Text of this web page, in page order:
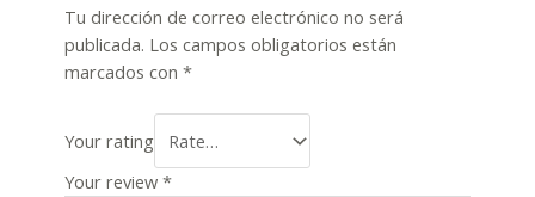
Tu dirección de correo electrónico no será
publicada. Los campos obligatorios están
marcados con *
Your rating
Your review *